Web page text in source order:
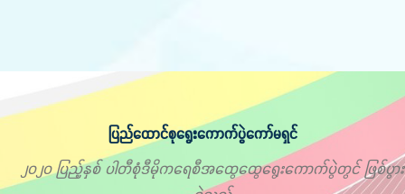
ပြည်ထောင်စုရွေးကောက်ပွဲကော်မရှင်
၂၀၂၀ ပြည့်နှစ် ပါတီစုံဒီမိုကရေစီအထွေထွေရွေးကောက်ပွဲတွင် ဖြစ်ပွား